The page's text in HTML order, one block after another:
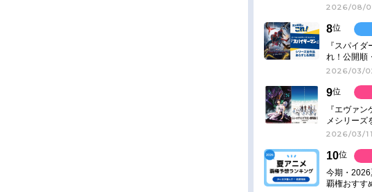
2026/08/
8位
『スパイ
れ！公開順
らすじをま
2026/03/
9位
『エヴァ
メシリーズ
すじ解説【
2026/03/
10位
今期・
覇権おすす